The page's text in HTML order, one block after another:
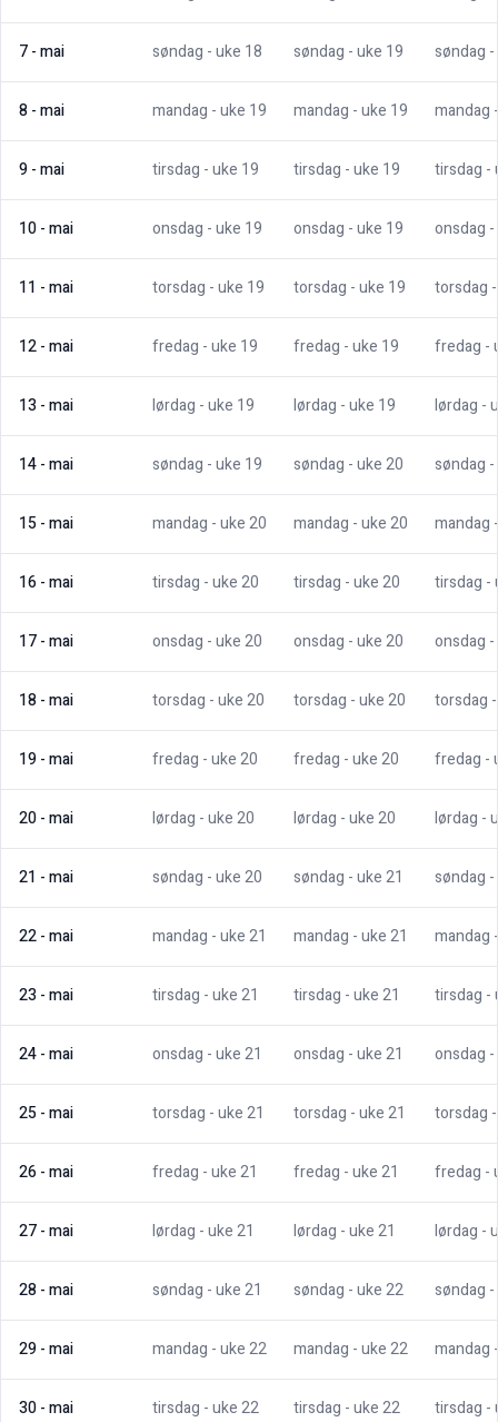
7-mai søndag - uke 18 søndag - uke 19 søndag
8-mai mandag - uke 19 mandag - uke 19 mandag
9-mai tirsdag - uke 19 tirsdag - uke 19 tirsdag -
10-mai onsdag - uke 19 onsdag - uke 19 onsdag
11 -mai torsdag - uke 19 torsdag - uke 19 torsdag
12-mai fredag - uke 19 fredag - uke 19 fredag -
13 -mai lørdag - uke 19 lørdag - uke 19 lørdag -
14-mai søndag - uke 19 søndag - uke20 søndag
15-mai mandag - uke20 mandag - uke20 mandag
16-mai tirsdag - uke20 tirsdag - uke20 tirsdag -
17-mai onsdag - uke20 onsdag - uke20 onsdag
18-mai torsdag - uke20 torsdag - uke20 torsdag
19-mai fredag - uke20 fredag - uke20 fredag -
20-mai lørdag - uke20 lørdag - uke20 lørdag -
21 -mai søndag - uke20 søndag - uke21 søndag
22-mai mandag - uke21 mandag - uke21 mandag
23 -mai tirsdag - uke21 tirsdag - uke21 tirsdag -
24-mai onsdag - uke21 onsdag - uke21 onsdag
25-mai torsdag - uke21 torsdag - uke21 torsdag
26-mai fredag - uke21 fredag - uke21 fredag -
27-mai lørdag - uke21 lørdag - uke21 lørdag -
28-mai søndag - uke21 søndag - uke22 søndag
29-mai mandag - uke22 mandag - uke22 mandag
30-mai tirsdag - uke22 tirsdag - uke22 tirsdag -